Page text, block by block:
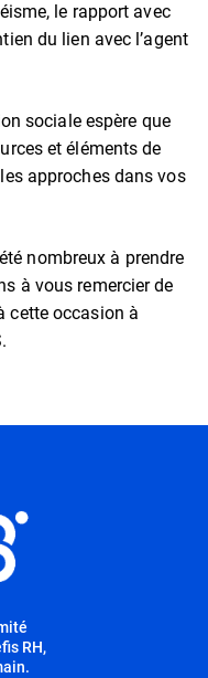
le rapport avec
du lien avec l’agent
sociale espère que
et éléments de
approches dans vos
nombreux à prendre
à vous remercier de
cette occasion à
RH,